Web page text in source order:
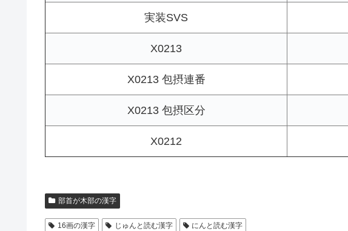
実装SVS
X0213
X0213 包摂連番
X0213 包摂区分
X0212
部首が木部の漢字
16画の漢字 じゅんと読む漢字 にんと読む漢字